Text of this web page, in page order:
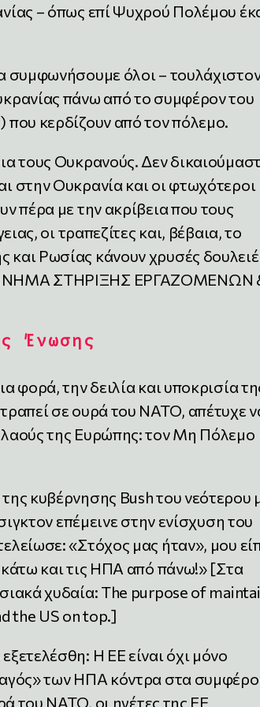
– όπως επί Ψυχρού Πολέμου
συμφωνήσουμε όλοι –
πάνω από το συμφέρον του
κερδίζουν από τον πόλεμο.
τους Ουκρανούς. Δεν
στην Ουκρανία και οι φτωχότεροι
πέρα με την ακρίβεια που τους
οι τραπεζίτες και, βέβαια, το
και Ρωσίας κάνουν χρυσές
ΣΤΗΡΙΞΗΣ ΕΡΓΑΖΟΜΕΝΩΝ
Ένωσης
φορά, την δειλία και υποκρισία
σε ουρά του ΝΑΤΟ, απέτυχε
της Ευρώπης: τον Μη Πόλεμο
κυβέρνησης Bush του νεότερου
επέμεινε στην ενίσχυση του
«Στόχος μας ήταν», μου
και τις ΗΠΑ από πάνω!» [Στα
χυδαία: The purpose of
the US on top.]
Η ΕΕ είναι όχι μόνο
των ΗΠΑ κόντρα στα
του ΝΑΤΟ, οι ηγέτες της ΕΕ